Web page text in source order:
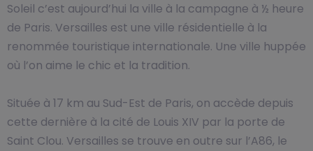
Soleil c’est aujourd’hui la ville à la campagne à ½ heure
de Paris. Versailles est une ville résidentielle à la
renommée touristique internationale. Une ville huppée
où l’on aime le chic et la tradition.
Située à 17 km au Sud-Est de Paris, on accède depuis
cette dernière à la cité de Louis XIV par la porte de
Saint Clou. Versailles se trouve en outre sur l’A86, le